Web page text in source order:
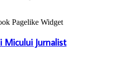
Micului Jurnalist